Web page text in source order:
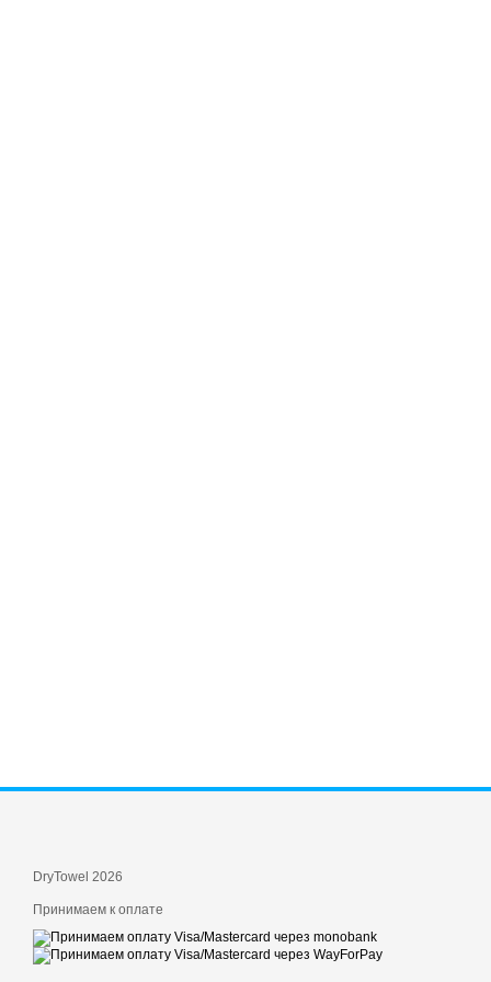
DryTowel 2026
Принимаем к оплате